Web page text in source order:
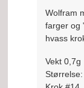
Wolfram
farger og
hvass
Vekt 0,7g